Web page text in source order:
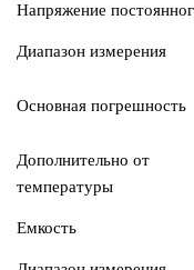
Напряжение
Диапазон измерения
Основная погрешность
Дополнительно от
температуры
Емкость